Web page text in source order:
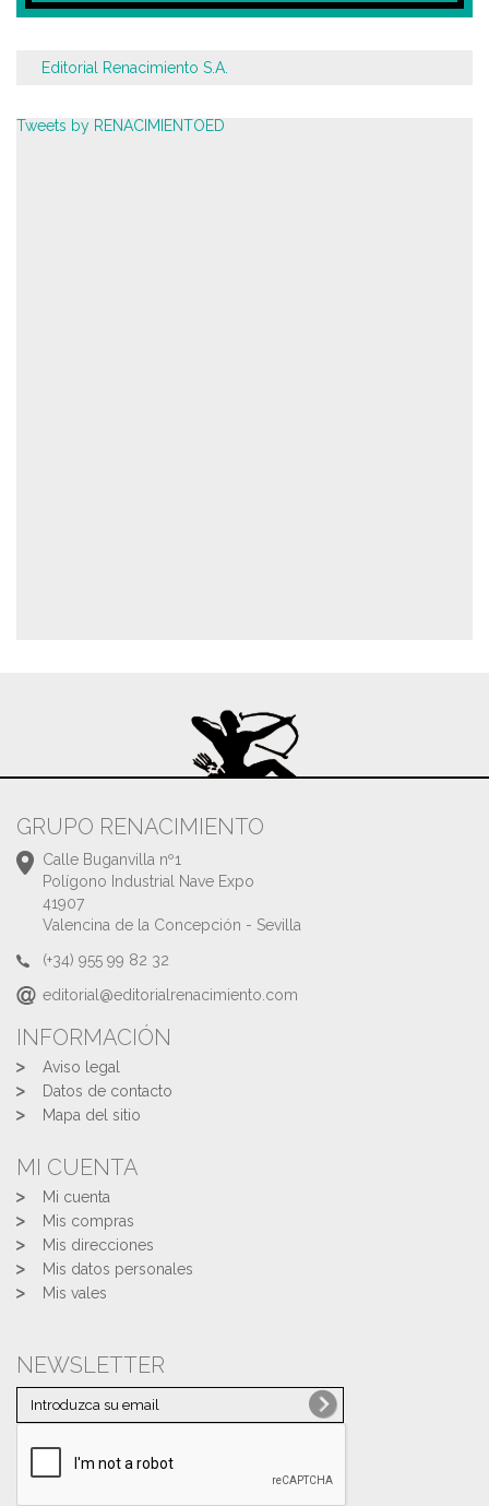
Editorial Renacimiento S.A.
Tweets by RENACIMIENTOED
GRUPO RENACIMIENTO
Calle Buganvilla nº1
Polígono Industrial Nave Expo
41907
Valencina de la Concepción - Sevilla
(+34) 955 99 82 32
editorial@editorialrenacimiento.com
INFORMACIÓN
Aviso legal
Datos de contacto
Mapa del sitio
MI CUENTA
Mi cuenta
Mis compras
Mis direcciones
Mis datos personales
Mis vales
NEWSLETTER